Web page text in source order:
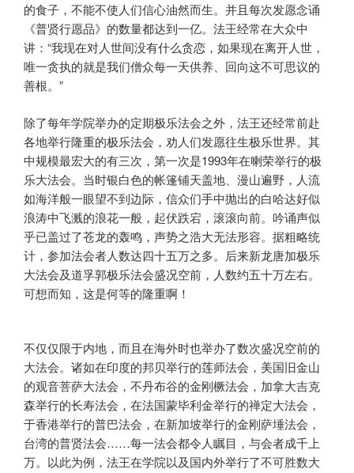
的食子，不能不使人们信心油然而生。并且每次发愿念诵
《普贤行愿品》的数量都达到一亿。法王经常在大众中
讲：“我现在对人世间没有什么贪恋，如果现在离开人世，
唯一贪执的就是我们僧众每一天供养、回向这不可思议的
善根。”
除了每年学院举办的定期极乐法会之外，法王还经常前赴
各地举行隆重的极乐法会，劝人们发愿往生极乐世界。其
中规模最宏大的有三次，第一次是1993年在喇荣举行的极
乐大法会。当时银白色的帐篷铺天盖地、漫山遍野，人流
如海洋般一眼望不到边际，信众们手中抛出的白哈达好似
浪涛中飞溅的浪花一般，起伏跌宕，滚滚向前。吟诵声似
乎已盖过了苍龙的轰鸣，声势之浩大无法形容。据粗略统
计，参加法会者人数达四十五万之多。后来新龙唐加极乐
大法会及道孚郭极乐法会盛况空前，人数约五十万左右。
可想而知，这是何等的隆重啊！
不仅仅限于内地，而且在海外时也举办了数次盛况空前的
大法会。诸如在印度的邦贝举行的莲师法会，美国旧金山
的观音菩萨大法会，不丹布谷的金刚橛法会，加拿大吉克
森举行的长寿法会，在法国蒙毕利金举行的禅定大法会，
于香港举行的普巴法会，在新加坡举行的金刚萨埵法会，
台湾的普贤法会……每一法会都令人瞩目，与会者成千上
万。以此为例，法王在学院以及国内外举行了不可胜数大